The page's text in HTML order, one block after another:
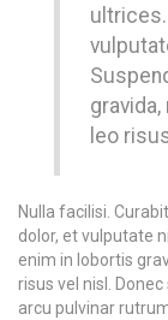
leo
Nulla facilisi.
dolor, et vulputate
enim in lobortis
risus vel nisl.
arcu pulvinar